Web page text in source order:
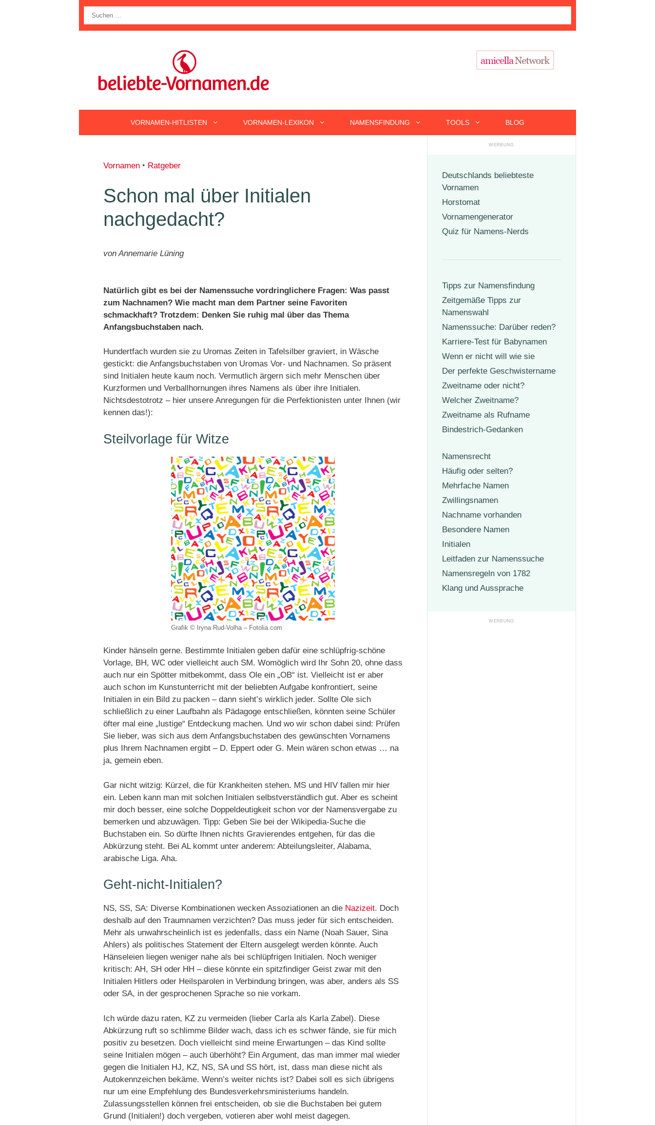
nach:
VORNAMEN-HITLISTEN VORNAMEN-LEXIKON NAMENSFINDUNG TOOLS BLOG
Vornamen ‣ Ratgeber
Schon mal über Initialen
nachgedacht?
von Annemarie Lüning
Natürlich gibt es bei der Namenssuche vordringlichere Fragen: Was passt
zum Nachnamen? Wie macht man dem Partner seine Favoriten
schmackhaft? Trotzdem: Denken Sie ruhig mal über das Thema
Anfangsbuchstaben nach.
Hundertfach wurden sie zu Uromas Zeiten in Tafelsilber graviert, in Wäsche
gestickt: die Anfangsbuchstaben von Uromas Vor- und Nachnamen. So präsent
sind Initialen heute kaum noch. Vermutlich ärgern sich mehr Menschen über
Kurzformen und Verballhornungen ihres Namens als über ihre Initialen.
Nichtsdestotrotz – hier unsere Anregungen für die Perfektionisten unter Ihnen (wir
kennen das!):
Steilvorlage für Witze
Grafik © Iryna Rud-Volha – Fotolia.com
Kinder hänseln gerne. Bestimmte Initialen geben dafür eine schlüpfrig-schöne
Vorlage, BH, WC oder vielleicht auch SM. Womöglich wird Ihr Sohn 20, ohne dass
auch nur ein Spötter mitbekommt, dass Ole ein „OB“ ist. Vielleicht ist er aber
auch schon im Kunstunterricht mit der beliebten Aufgabe konfrontiert, seine
Initialen in ein Bild zu packen – dann sieht’s wirklich jeder. Sollte Ole sich
schließlich zu einer Laufbahn als Pädagoge entschließen, könnten seine Schüler
öfter mal eine „lustige“ Entdeckung machen. Und wo wir schon dabei sind: Prüfen
Sie lieber, was sich aus dem Anfangsbuchstaben des gewünschten Vornamens
plus Ihrem Nachnamen ergibt – D. Eppert oder G. Mein wären schon etwas … na
ja, gemein eben.
Gar nicht witzig: Kürzel, die für Krankheiten stehen. MS und HIV fallen mir hier
ein. Leben kann man mit solchen Initialen selbstverständlich gut. Aber es scheint
mir doch besser, eine solche Doppeldeutigkeit schon vor der Namensvergabe zu
bemerken und abzuwägen. Tipp: Geben Sie bei der Wikipedia-Suche die
Buchstaben ein. So dürfte Ihnen nichts Gravierendes entgehen, für das die
Abkürzung steht. Bei AL kommt unter anderem: Abteilungsleiter, Alabama,
arabische Liga. Aha.
Geht-nicht-Initialen?
NS, SS, SA: Diverse Kombinationen wecken Assoziationen an die Nazizeit. Doch
deshalb auf den Traumnamen verzichten? Das muss jeder für sich entscheiden.
Mehr als unwahrscheinlich ist es jedenfalls, dass ein Name (Noah Sauer, Sina
Ahlers) als politisches Statement der Eltern ausgelegt werden könnte. Auch
Hänseleien liegen weniger nahe als bei schlüpfrigen Initialen. Noch weniger
kritisch: AH, SH oder HH – diese könnte ein spitzfindiger Geist zwar mit den
Initialen Hitlers oder Heilsparolen in Verbindung bringen, was aber, anders als SS
oder SA, in der gesprochenen Sprache so nie vorkam.
Ich würde dazu raten, KZ zu vermeiden (lieber Carla als Karla Zabel). Diese
Abkürzung ruft so schlimme Bilder wach, dass ich es schwer fände, sie für mich
positiv zu besetzen. Doch vielleicht sind meine Erwartungen – das Kind sollte
seine Initialen mögen – auch überhöht? Ein Argument, das man immer mal wieder
gegen die Initialen HJ, KZ, NS, SA und SS hört, ist, dass man diese nicht als
Autokennzeichen bekäme. Wenn’s weiter nichts ist? Dabei soll es sich übrigens
nur um eine Empfehlung des Bundesverkehrsministeriums handeln.
Zulassungsstellen können frei entscheiden, ob sie die Buchstaben bei gutem
Grund (Initialen!) doch vergeben, votieren aber wohl meist dagegen.
Deutschlands beliebteste
Vornamen
Horstomat
Vornamengenerator
Quiz für Namens-Nerds
Tipps zur Namensfindung
Zeitgemäße Tipps zur
Namenswahl
Namenssuche: Darüber reden?
Karriere-Test für Babynamen
Wenn er nicht will wie sie
Der perfekte Geschwistername
Zweitname oder nicht?
Welcher Zweitname?
Zweitname als Rufname
Bindestrich-Gedanken
Namensrecht
Häufig oder selten?
Mehrfache Namen
Zwillingsnamen
Nachname vorhanden
Besondere Namen
Initialen
Leitfaden zur Namenssuche
Namensregeln von 1782
Klang und Aussprache